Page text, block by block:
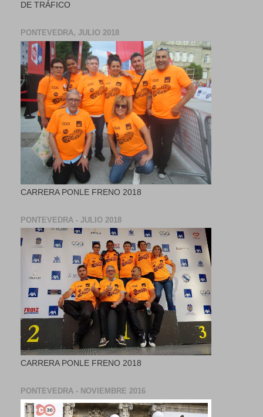
DE TRÁFICO
PONTEVEDRA, JULIO 2018
CARRERA PONLE FRENO 2018
PONTEVEDRA - JULIO 2018
CARRERA PONLE FRENO 2018
PONTEVEDRA - NOVIEMBRE 2016